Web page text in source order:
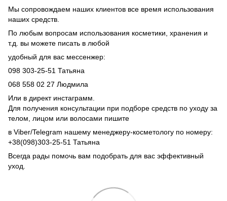
Мы сопровождаем наших клиентов все время использования
наших средств.
По любым вопросам использования косметики, хранения и
т.д. вы можете писать в любой
удобный для вас мессенжер:
098 303-25-51 Татьяна
068 558 02 27 Людмила
Или в директ инстаграмм.
Для получения консультации при подборе средств по уходу за
телом, лицом или волосами пишите
в Viber/Telegram нашему менеджеру-косметологу по номеру:
+38(098)303-25-51 Татьяна
Всегда рады помочь вам подобрать для вас эффективный
уход.